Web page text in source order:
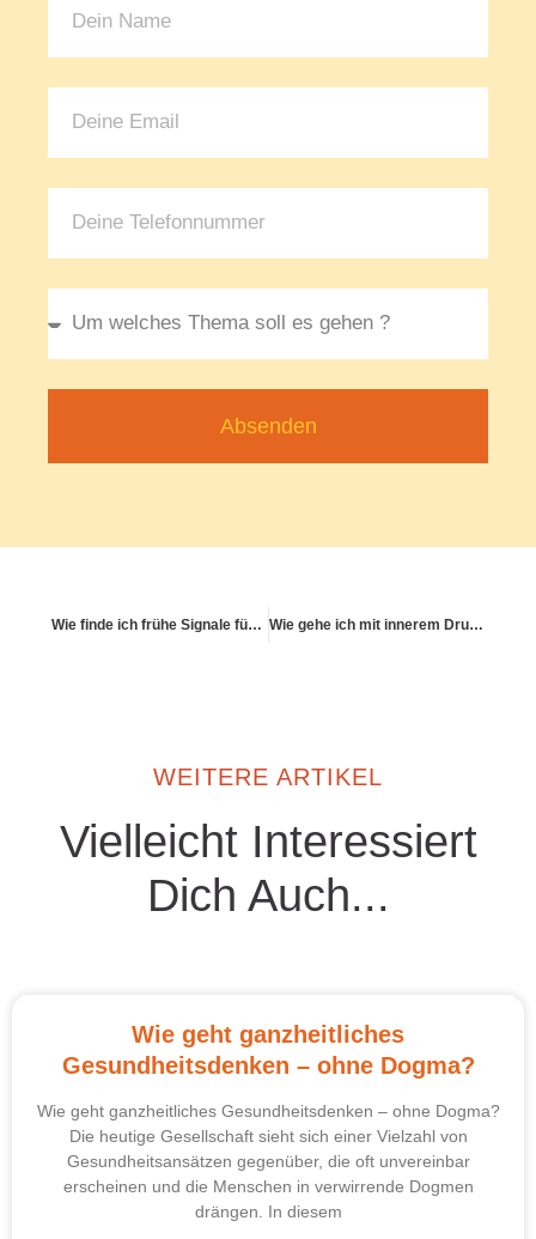
Absenden
Wie finde ich frühe Signale für Überlastung? Wie gehe ich mit innerem Druck um, gesund sein zu müssen?
WEITERE ARTIKEL
Vielleicht Interessiert
Dich Auch...
Wie geht ganzheitliches
Gesundheitsdenken – ohne Dogma?
Wie geht ganzheitliches Gesundheitsdenken – ohne Dogma?
Die heutige Gesellschaft sieht sich einer Vielzahl von
Gesundheitsansätzen gegenüber, die oft unvereinbar
erscheinen und die Menschen in verwirrende Dogmen
drängen. In diesem